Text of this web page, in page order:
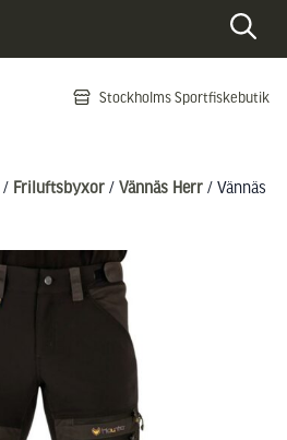
Stockholms Sportfiskebutik
/ Friluftsbyxor / Vännäs Herr / Vännäs